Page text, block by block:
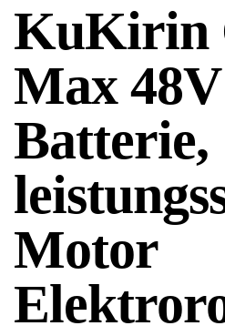
KuKirin
Max
Batterie,
Motor